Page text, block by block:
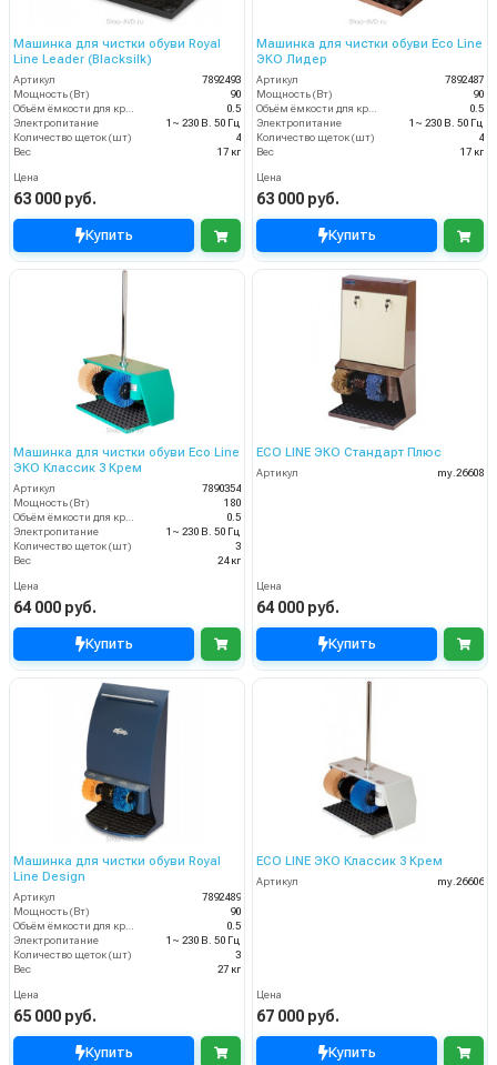
Машинка для чистки обуви Royal
Line Leader (Blacksilk)
Артикул
7892493
Мощность (Вт)
90
Объём ёмкости для крема (л)
0.5
Электропитание
1~ 230 В. 50 Гц
Количество щеток (шт)
4
Вес
17 кг
Цена
63 000 руб.
Купить
Машинка для чистки обуви Eco Line
ЭКО Лидер
Артикул
7892487
Мощность (Вт)
90
Объём ёмкости для крема (л)
0.5
Электропитание
1~ 230 В. 50 Гц
Количество щеток (шт)
4
Вес
17 кг
Цена
63 000 руб.
Купить
Машинка для чистки обуви Eco Line
ЭКО Классик 3 Крем
Артикул
7890354
Мощность (Вт)
180
0.5
Электропитание
1~ 230 В. 50 Гц
Количество щеток (шт)
3
Вес
24 кг
Цена
64 000 руб.
Купить
ECO LINE ЭКО Стандарт Плюс
Артикул my.26608
Цена
64 000 руб.
Купить
Машинка для чистки обуви Royal
Line Design
Артикул
7892489
Мощность (Вт)
90
0.5
Электропитание
1~ 230 В. 50 Гц
Количество щеток (шт)
3
Вес
27 кг
Цена
65 000 руб.
Купить
ECO LINE ЭКО Классик 3 Крем
Артикул my.26606
Цена
67 000 руб.
Купить